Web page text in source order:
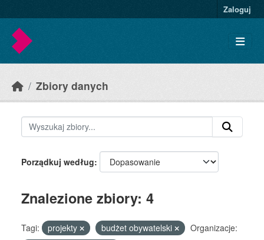
Zaloguj
Zbiory danych
Porządkuj według
Znalezione zbiory: 4
Tagi: projekty budżet obywatelski
Organizacje: